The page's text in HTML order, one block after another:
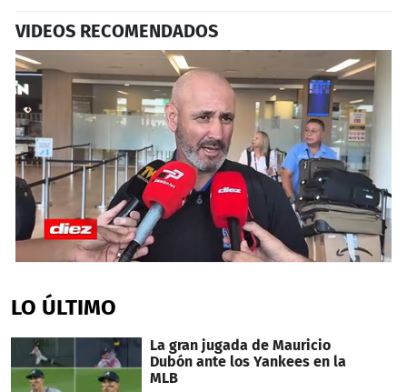
VIDEOS RECOMENDADOS
of
5
32
seconds
LO ÚLTIMO
La gran jugada de Mauricio
Dubón ante los Yankees en la
MLB